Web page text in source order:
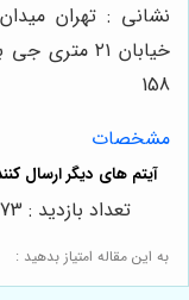
نشانی : تهران
158
مشخصات
به این مقاله امتیاز بدهید :
تعداد بازدید : 273